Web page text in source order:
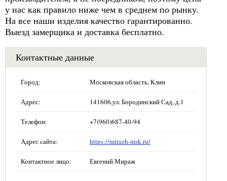
у нас как правило ниже чем в среднем по рынку.
На все наши изделия качество гарантированно.
Выезд замерщика и доставка бесплатно.
Контактные данные
Город: Московская область, Клин
Адрес: 141606,ул. Бородинский Сад, д.1
Телефон: +7(960)687-40-94
Адрес сайта: https://mirazh-msk.ru/
Контактное лицо: Евгений Мираж